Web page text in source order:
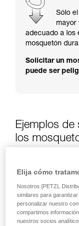
ejecutar
Damos
Sólo
mayor
adecuado a los
mosquetón
Solicitar un
puede ser
Ejemplos de
los
Elija cómo
Nosotros [PETZL
similares para
personalizar nuestro
compartimos
nuestros socios